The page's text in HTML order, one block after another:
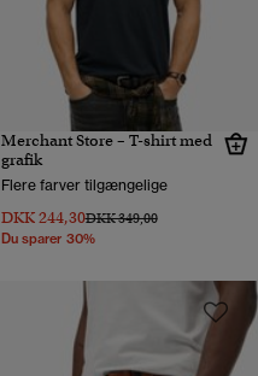
Merchant Store – T-shirt med
grafik
Flere farver tilgængelige
DKK 244,30Pris nedsat fra
DKK 349,00til
Du sparer 30%